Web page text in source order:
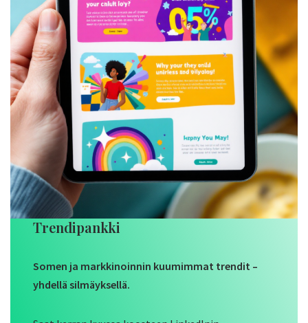
Trendipankki
Somen ja markkinoinnin kuumimmat trendit –
yhdellä silmäyksellä.